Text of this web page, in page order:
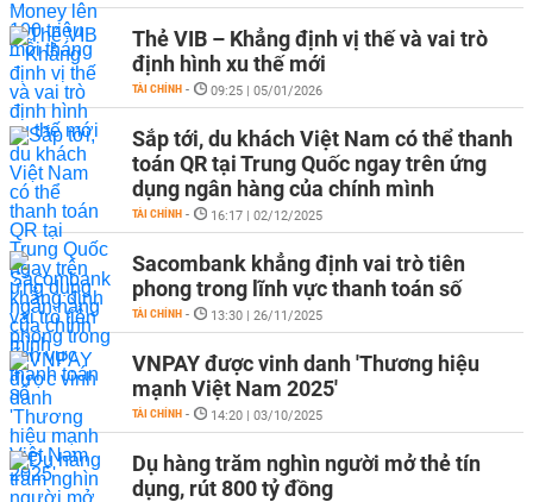
Thẻ VIB – Khẳng định vị thế và vai trò
định hình xu thế mới
TÀI CHÍNH - 09:25 | 05/01/2026
Sắp tới, du khách Việt Nam có thể thanh
toán QR tại Trung Quốc ngay trên ứng
dụng ngân hàng của chính mình
TÀI CHÍNH - 16:17 | 02/12/2025
Sacombank khẳng định vai trò tiên
phong trong lĩnh vực thanh toán số
TÀI CHÍNH - 13:30 | 26/11/2025
VNPAY được vinh danh 'Thương hiệu
mạnh Việt Nam 2025'
TÀI CHÍNH - 14:20 | 03/10/2025
Dụ hàng trăm nghìn người mở thẻ tín
dụng, rút 800 tỷ đồng